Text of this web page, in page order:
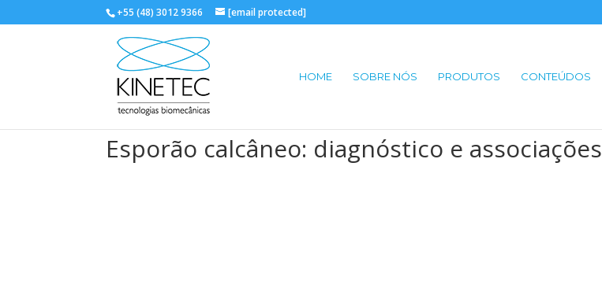
+55 (48) 3012 9366 [email protected]
HOME SOBRE NÓS PRODUTOS CONTEÚDOS
Esporão calcâneo: diagnóstico e associações